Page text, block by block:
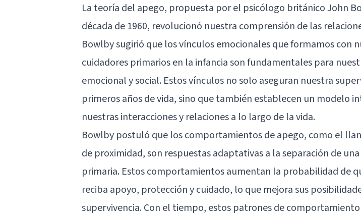
La teoría del apego, propuesta por el psicólogo británico John
década de 1960, revolucionó nuestra comprensión de las
Bowlby sugirió que los vínculos emocionales que formamos con
cuidadores primarios en la infancia son fundamentales para
emocional y social. Estos vínculos no solo aseguran nuestra
primeros años de vida, sino que también establecen un modelo
nuestras interacciones y relaciones a lo largo de la vida.
Bowlby postuló que los comportamientos de apego, como el
de proximidad, son respuestas adaptativas a la separación de
primaria. Estos comportamientos aumentan la probabilidad de
reciba apoyo, protección y cuidado, lo que mejora sus
supervivencia. Con el tiempo, estos patrones de